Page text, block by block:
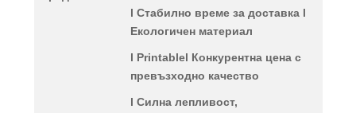
l Стабилно време за доставка l
Екологичен материал
l Printablel Конкурентна цена с
превъзходно качество
l Силна лепливост,